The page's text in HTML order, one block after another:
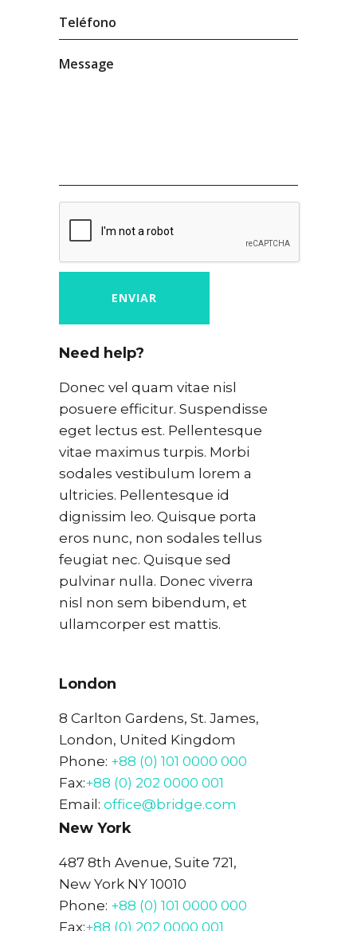
Need help?
Donec vel quam vitae nisl
posuere efficitur. Suspendisse
eget lectus est. Pellentesque
vitae maximus turpis. Morbi
sodales vestibulum lorem a
ultricies. Pellentesque id
dignissim leo. Quisque porta
eros nunc, non sodales tellus
feugiat nec. Quisque sed
pulvinar nulla. Donec viverra
nisl non sem bibendum, et
ullamcorper est mattis.
London
8 Carlton Gardens, St. James,
London, United Kingdom
Phone: +88 (0) 101 0000 000
Fax:+88 (0) 202 0000 001
Email: office@bridge.com
New York
487 8th Avenue, Suite 721,
New York NY 10010
Phone: +88 (0) 101 0000 000
Fax:+88 (0) 202 0000 001